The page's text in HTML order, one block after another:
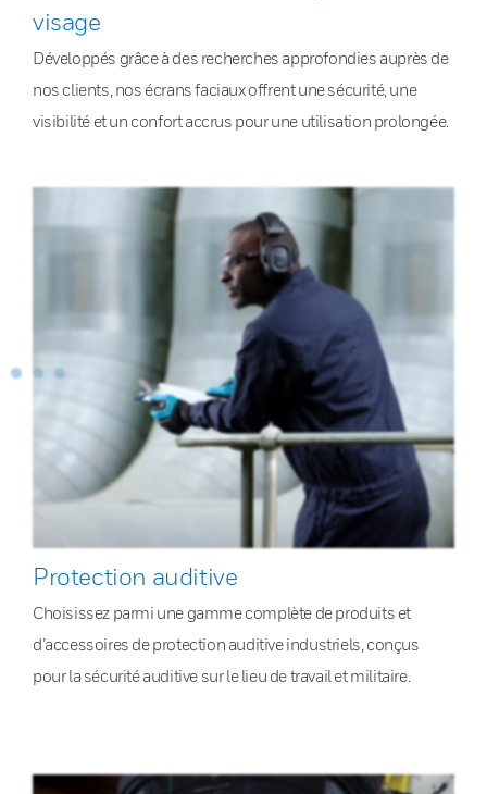
visage
Développés grâce à des recherches approfondies auprès de
nos clients, nos écrans faciaux offrent une sécurité, une
visibilité et un confort accrus pour une utilisation prolongée.
Protection auditive
Choisissez parmi une gamme complète de produits et
d’accessoires de protection auditive industriels, conçus
pour la sécurité auditive sur le lieu de travail et militaire.